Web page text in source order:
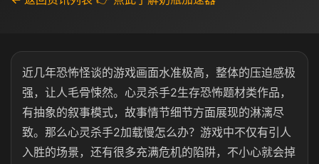
近几年恐怖怪谈的游戏画面水准极高，整体的压迫感极
强，让人毛骨悚然。心灵杀手2生存恐怖题材类作品，
有抽象的叙事模式，故事情节细节方面展现的淋漓尽
致。那么心灵杀手2加载慢怎么办？游戏中不仅有引人
入胜的场景，还有很多充满危机的陷阱，不小心就会掉